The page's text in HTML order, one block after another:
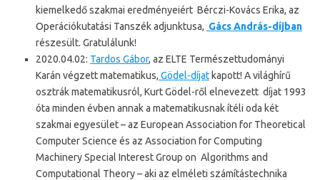
kiemelkedő szakmai eredményeiért Bérczi-Kovács Erika, az
Operációkutatási Tanszék adjunktusa, Gács András-díjban
részesült. Gratulálunk!
2020.04.02: Tardos Gábor, az ELTE Természettudományi
Karán végzett matematikus, Gödel-díjat kapott! A világhírű
osztrák matematikusról, Kurt Gödel-ről elnevezett díjat 1993
óta minden évben annak a matematikusnak ítéli oda két
szakmai egyesület – az European Association for Theoretical
Computer Science és az Association for Computing
Machinery Special Interest Group on Algorithms and
Computational Theory – aki az elméleti számítástechnika